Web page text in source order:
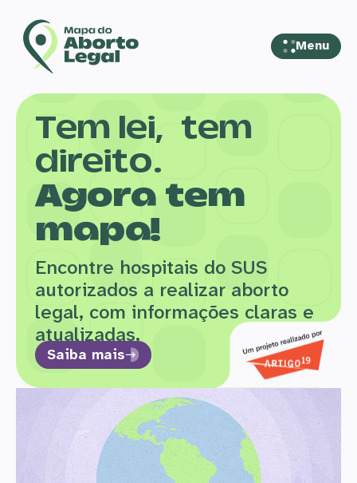
Menu
Tem lei, tem
direito.
Agora tem
mapa!
Encontre hospitais do SUS
autorizados a realizar aborto
legal, com informações claras e
atualizadas.
Saiba mais